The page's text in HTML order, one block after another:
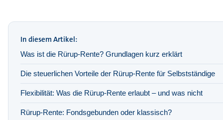
In diesem Artikel:
Was ist die Rürup-Rente? Grundlagen kurz erklärt
Die steuerlichen Vorteile der Rürup-Rente für Selbstständige
Flexibilität: Was die Rürup-Rente erlaubt – und was nicht
Rürup-Rente: Fondsgebunden oder klassisch?